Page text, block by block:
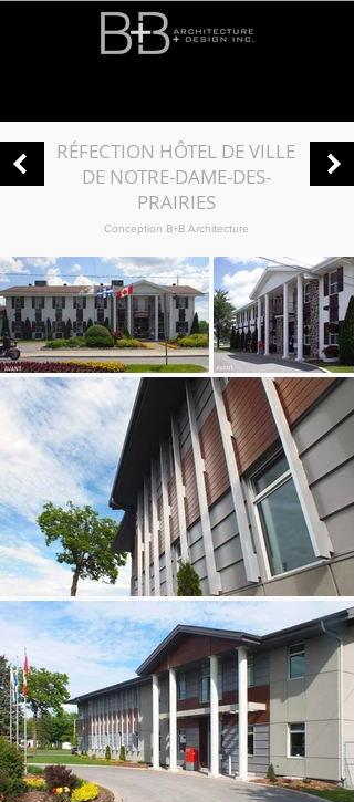
RÉFECTION HÔTEL DE VILLE
DE NOTRE-DAME-DES-
PRAIRIES
Conception B+B Architecture